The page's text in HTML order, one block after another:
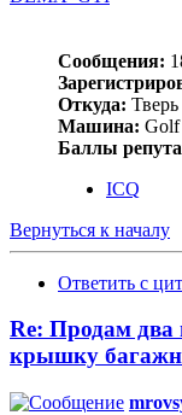
Сообщения:
Откуда: Тверь
Машина:
Баллы
ICQ
Вернуться к началу
Ответить с
Re: Продам два
крышку